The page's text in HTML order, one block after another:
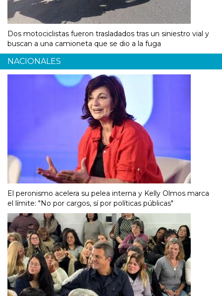
Dos motociclistas fueron trasladados tras un siniestro vial y
buscan a una camioneta que se dio a la fuga
NACIONALES
El peronismo acelera su pelea interna y Kelly Olmos marca
el límite: "No por cargos, sí por políticas públicas"